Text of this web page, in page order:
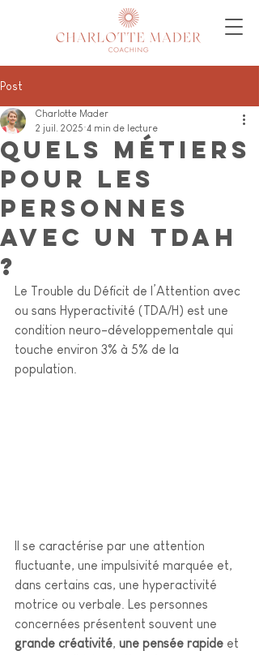
Post
Quels métiers
pour les
personnes
avec un TDAH
?
Charlotte Mader
2 juil. 2025 4 min de lecture
Le Trouble du Déficit de l’Attention avec
ou sans Hyperactivité (TDA/H) est une
condition neuro-développementale qui
touche environ 3% à 5% de la
population.
Il se caractérise par une attention
fluctuante, une impulsivité marquée et,
dans certains cas, une hyperactivité
motrice ou verbale. Les personnes
concernées présentent souvent une
grande créativité, une pensée rapide et